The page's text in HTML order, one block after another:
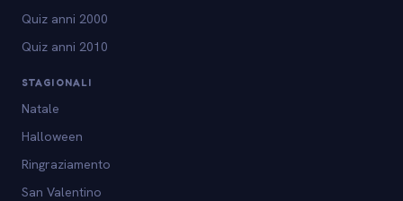
Quiz anni 2000
Quiz anni 2010
STAGIONALI
Natale
Halloween
Ringraziamento
San Valentino